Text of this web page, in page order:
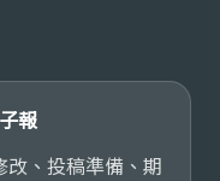
報
、投稿準備、期